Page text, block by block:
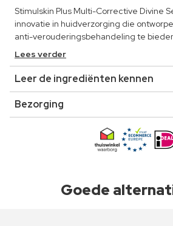
Stimulskin Plus Multi-Corrective Divine
innovatie in huidverzorging die
anti-verouderingsbehandeling te
Lees verder
Leer de ingrediënten kennen
Bezorging
Goede